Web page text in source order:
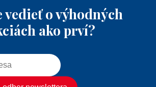
vedieť o výhodných
ako prví?